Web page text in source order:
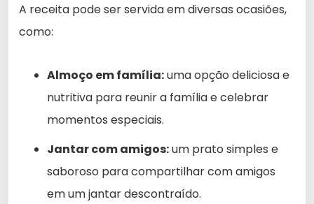
A receita pode ser servida em diversas ocasiões,
como:
Almoço em família:uma opção deliciosa e
nutritiva para reunir a família e celebrar
momentos especiais.
Jantar com amigos:um prato simples e
saboroso para compartilhar com amigos
em um jantar descontraído.